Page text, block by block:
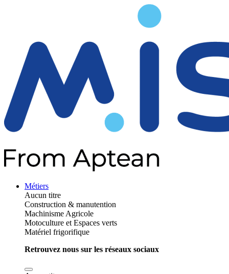
Métiers
Aucun titre
Construction & manutention
Machinisme Agricole
Motoculture et Espaces verts
Matériel frigorifique
Retrouvez nous sur les réseaux sociaux